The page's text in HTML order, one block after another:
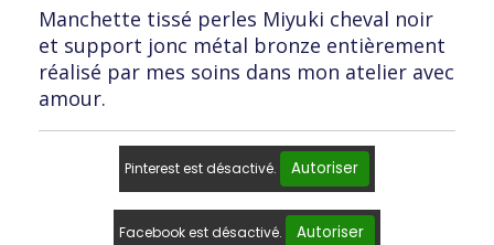
Manchette tissé perles Miyuki cheval noir
et support jonc métal bronze entièrement
réalisé par mes soins dans mon atelier avec
amour.
Pinterest est désactivé. Autoriser
Facebook est désactivé. Autoriser